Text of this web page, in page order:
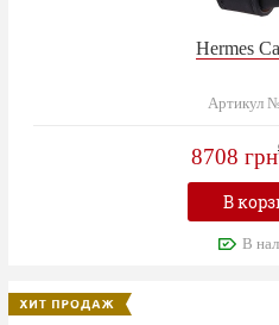
Hermes
Артикул
8708 грн
В
В